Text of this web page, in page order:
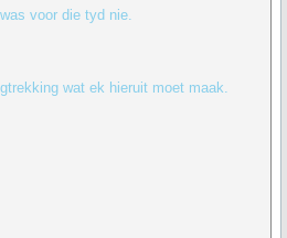
voor die tyd nie.
wat ek hieruit moet maak.